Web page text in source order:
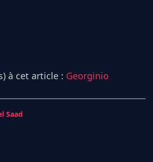
à cet article : Georginio
Saad